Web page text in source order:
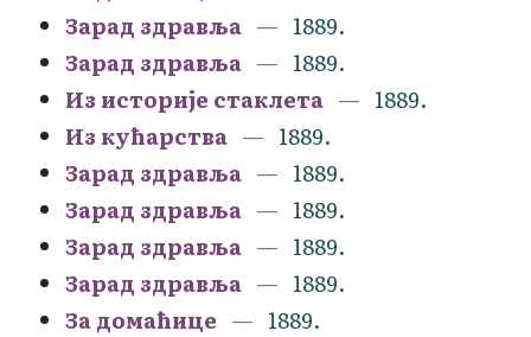
Зарад здравља
1889.
Зарад здравља
1889.
Из историје стаклета
1889.
Из кућарства
1889.
Зарад здравља
1889.
Зарад здравља
1889.
Зарад здравља
1889.
Зарад здравља
1889.
За домаћице
1889.